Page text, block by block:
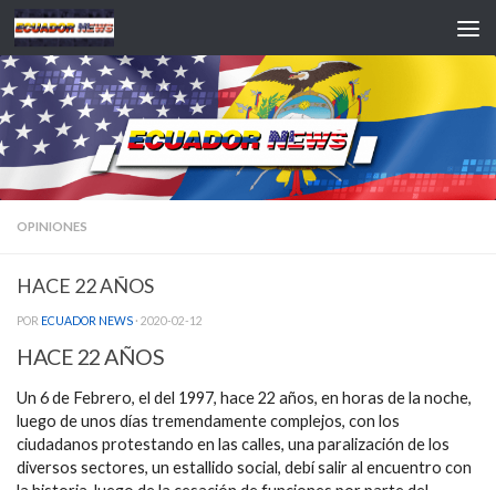
Saltar al contenido
OPINIONES
HACE 22 AÑOS
POR ECUADOR NEWS · 2020-02-12
HACE 22 AÑOS
Un 6 de Febrero, el del 1997, hace 22 años, en horas de la noche,
luego de unos días tremendamente complejos, con los
ciudadanos protestando en las calles, una paralización de los
diversos sectores, un estallido social, debí salir al encuentro con